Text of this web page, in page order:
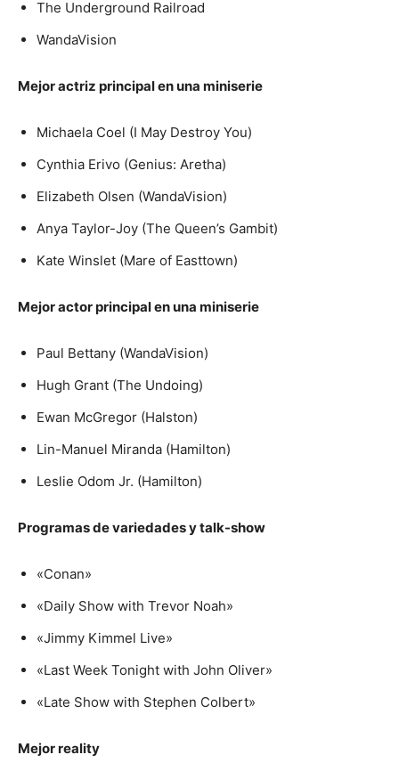
The Underground Railroad
WandaVision
Mejor actriz principal en una miniserie
Michaela Coel (I May Destroy You)
Cynthia Erivo (Genius: Aretha)
Elizabeth Olsen (WandaVision)
Anya Taylor-Joy (The Queen’s Gambit)
Kate Winslet (Mare of Easttown)
Mejor actor principal en una miniserie
Paul Bettany (WandaVision)
Hugh Grant (The Undoing)
Ewan McGregor (Halston)
Lin-Manuel Miranda (Hamilton)
Leslie Odom Jr. (Hamilton)
Programas de variedades y talk-show
«Conan»
«Daily Show with Trevor Noah»
«Jimmy Kimmel Live»
«Last Week Tonight with John Oliver»
«Late Show with Stephen Colbert»
Mejor reality